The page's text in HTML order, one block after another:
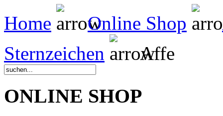
Home Online Shop
Sternzeichen
Affe
ONLINE SHOP